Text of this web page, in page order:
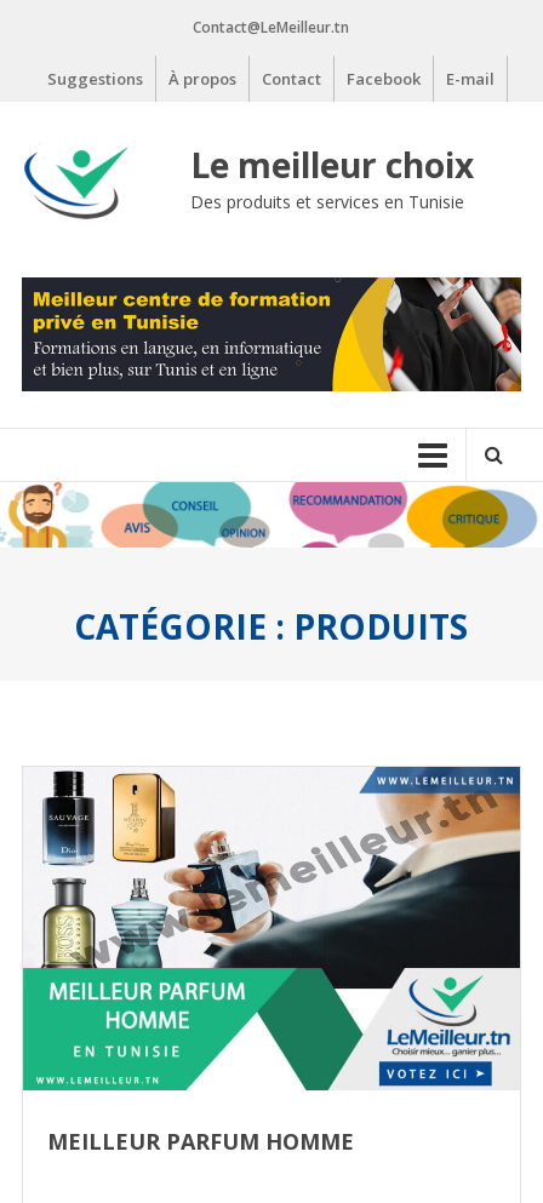
Contact@LeMeilleur.tn
Suggestions À propos Contact Facebook E-mail
Le meilleur choix
Des produits et services en Tunisie
CATÉGORIE : PRODUITS
MEILLEUR PARFUM HOMME